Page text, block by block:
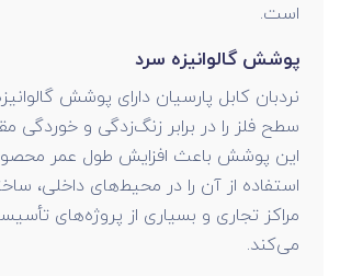
است.
پوشش گالوانیزه سرد
نردبان کابل پارسیان دارای پوشش
سطح فلز را در برابر زنگ‌زدگی و خوردگی
این پوشش باعث افزایش طول عمر
استفاده از آن را در محیط‌های داخلی،
مراکز تجاری و بسیاری از پروژه‌های
می‌کند.